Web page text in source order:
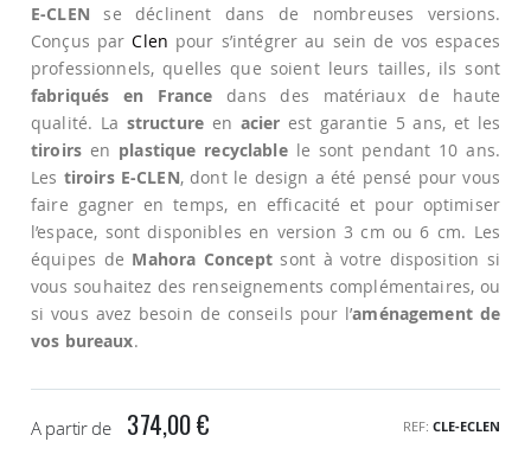
E-CLEN se déclinent dans de nombreuses versions.
Conçus parClen pour s’intégrer au sein de vos espaces
professionnels, quelles que soient leurs tailles, ils sont
fabriqués en France dans des matériaux de haute
qualité. La structureen acier est garantie 5 ans, et les
tiroirsen plastique recyclablele sont pendant 10 ans.
Les tiroirs E-CLEN, dont le design a été pensé pour vous
faire gagner en temps, en efficacité et pour optimiser
l’espace, sont disponibles en version 3 cm ou 6 cm. Les
équipes de Mahora Conceptsont à votre disposition si
vous souhaitez des renseignements complémentaires, ou
si vous avez besoin de conseils pour l’aménagement de
vos bureaux.
A partir de 374,00 € REF CLE-ECLEN